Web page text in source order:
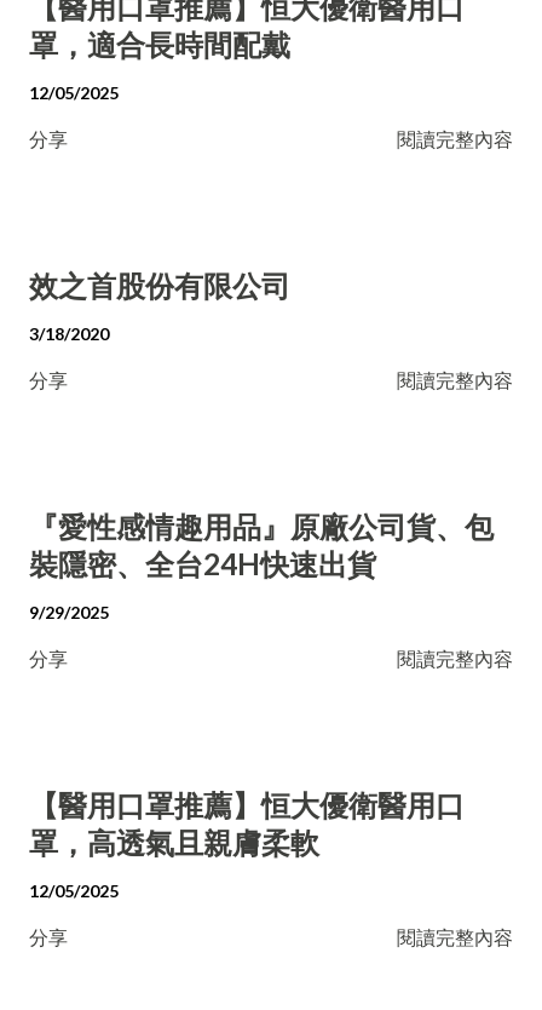
罩，適合長時間配戴
12/05/2025
分享 閱讀完整內容
效之首股份有限公司
3/18/2020
分享 閱讀完整內容
『愛性感情趣用品』原廠公司貨、包
裝隱密、全台24H快速出貨
9/29/2025
分享 閱讀完整內容
【醫用口罩推薦】恒大優衛醫用口
罩，高透氣且親膚柔軟
12/05/2025
分享 閱讀完整內容